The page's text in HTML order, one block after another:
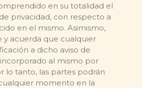
en su totalidad el
privacidad, con respecto a
en el mismo. Asimismo,
y acuerda que cualquier
a dicho aviso de
al mismo por
lo tanto, las partes podrán
momento en la